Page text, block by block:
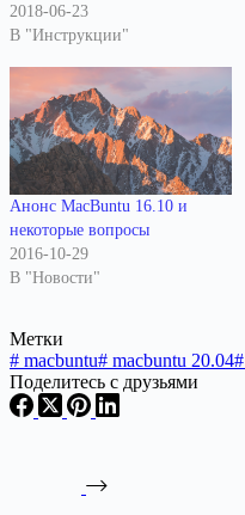
2018-06-23
В "Инструкции"
Анонс MacBuntu 16.10 и
некоторые вопросы
2016-10-29
В "Новости"
Метки
# macbuntu# macbuntu 20.04#
Поделитесь с друзьями